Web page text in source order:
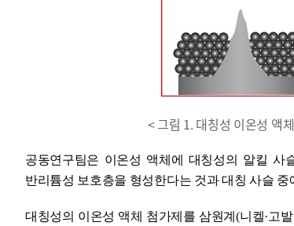
< 그림 1. 대칭성 이온성 액
공동연구팀은 이온성 액체에 대칭성의 알킬 사
반리튬성 보호층을 형성한다는 것과 대칭 사슬 중
대칭성의 이온성 액체 첨가제를 삼원계 (니켈·고